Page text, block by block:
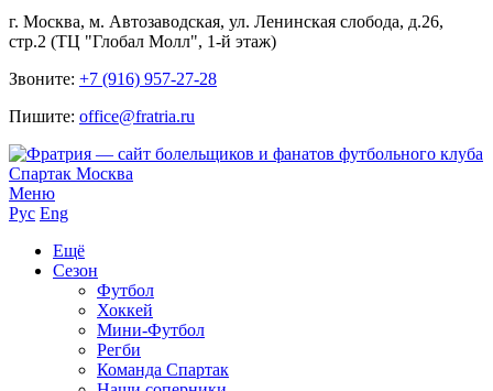
г. Москва, м. Автозаводская, ул. Ленинская слобода, д.26,
стр.2 (ТЦ "Глобал Молл", 1-й этаж)
Звоните: +7 (916) 957-27-28
Пишите: office@fratria.ru
Меню
Рус Eng
Ещё
Сезон
Футбол
Хоккей
Мини-Футбол
Регби
Команда Спартак